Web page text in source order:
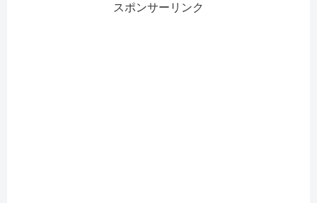
スポンサーリンク